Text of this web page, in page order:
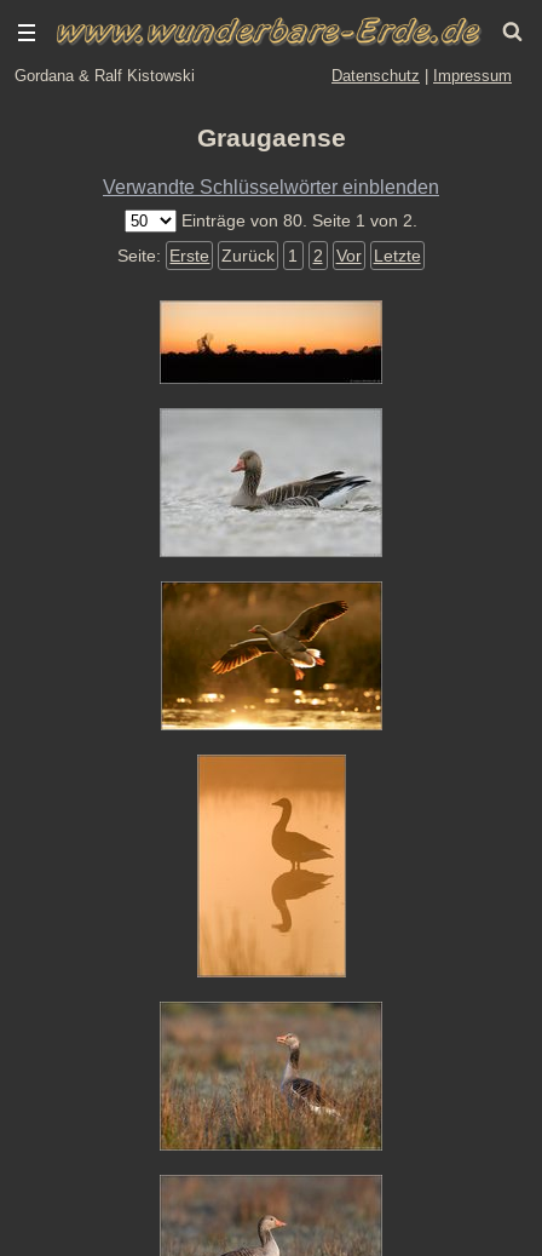
Gordana & Ralf Kistowski Datenschutz Impressum
Graugaense
Verwandte Schlüsselwörter einblenden
Einträge von 80. Seite 1 von 2.
Seite: Erste Zurück 1 2 Vor Letzte